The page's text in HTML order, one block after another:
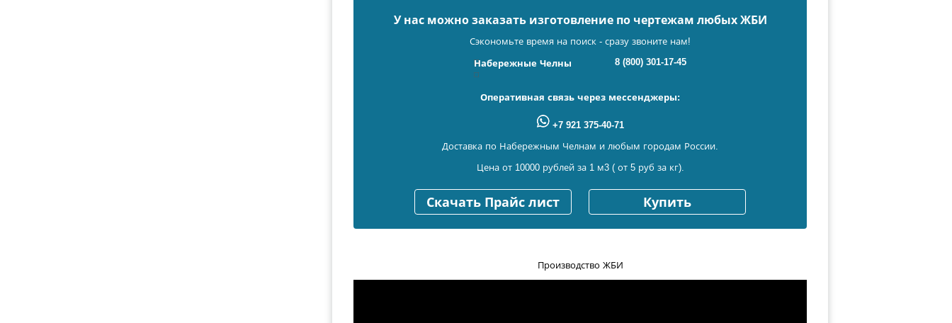
У нас можно заказать изготовление по чертежам любых ЖБИ
Сэкономьте время на поиск - сразу звоните нам!
Набережные Челны 8 (800) 301-17-45
Оперативная связь через мессенджеры:
+7 921 375-40-71
Доставка по Набережным Челнам и любым городам России.
Цена от 10000 рублей за 1 м3 ( от 5 руб за кг).
Скачать Прайс лист Купить
Производство ЖБИ